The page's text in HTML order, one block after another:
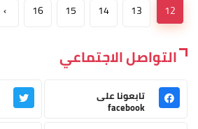
12
13
14
15
16
›
التواصل الاجتماعي
تابعونا على
facebook